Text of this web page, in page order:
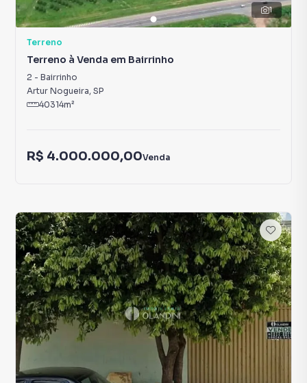
1
Terreno
Terreno à Venda em Bairrinho
2 - Bairrinho
Artur Nogueira, SP
40314m²
R$ 4.000.000,00Venda